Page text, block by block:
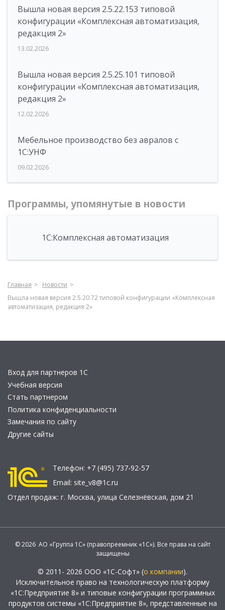
Вышла новая версия 2.5.22.153 типовой
конфигурации «Комплексная автоматизация,
редакция 2»
13.02.2026
Вышла новая версия 2.5.25.101 типовой
конфигурации «Комплексная автоматизация,
редакция 2»
12.02.2026
Мебельное производство без авралов с
1С:УНФ
09.02.2026
Программы, упомянутые в новости
1С:Комплексная автоматизация
Главная
Новости
Вышла новая версия 2.5.20.72 типовой конфигурации «Комплексная
автоматизация, редакция 2»
Вход для партнеров 1С
Учебная версия
Стать партнером
Политика конфиденциальности
Замечания по сайту
Другие сайты
Телефон: +7 (495) 737-92-57
Email: site_v8@1c.ru
Отдел продаж: г. Москва, улица Селезнёвская, дом 21
© 2026 АО «Группа 1С» (правопреемник «1С»). Все права на сайт
защищены
© 2011- 2026 ООО «1С-Софт» (о компании).
Исключительное право на технологическую платформу
«1С:Предприятие 8» и типовые конфигурации программных
продуктов системы «1С:Предприятие 8», представленные на